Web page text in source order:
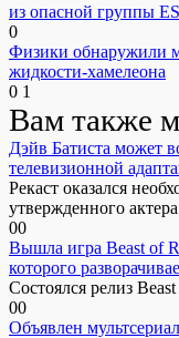
из опасной группы
0
Физики обнаружили
жидкости-хамелеона
0 1
Вам также
Дэйв Батиста может
телевизионной
Рекаст оказался
утвержденного
00
Вышла игра Beast of
которого
Состоялся релиз
00
Объявлен